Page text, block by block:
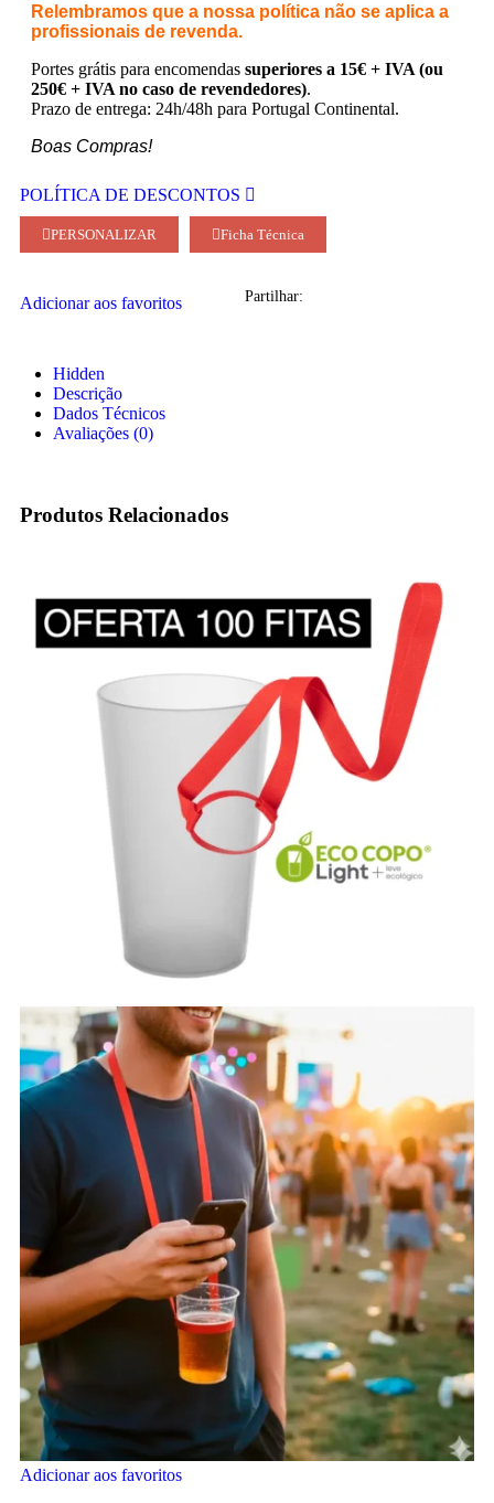
Relembramos que a nossa política não se aplica a
profissionais de revenda.
Portes grátis para encomendas superiores a 15€ + IVA (ou
250€ + IVA no caso de revendedores).
Prazo de entrega: 24h/48h para Portugal Continental.
Boas Compras!
POLÍTICA DE DESCONTOS
PERSONALIZAR Ficha Técnica
Adicionar aos favoritos Partilhar:
Hidden
Descrição
Dados Técnicos
Avaliações (0)
Produtos Relacionados
Adicionar aos favoritos